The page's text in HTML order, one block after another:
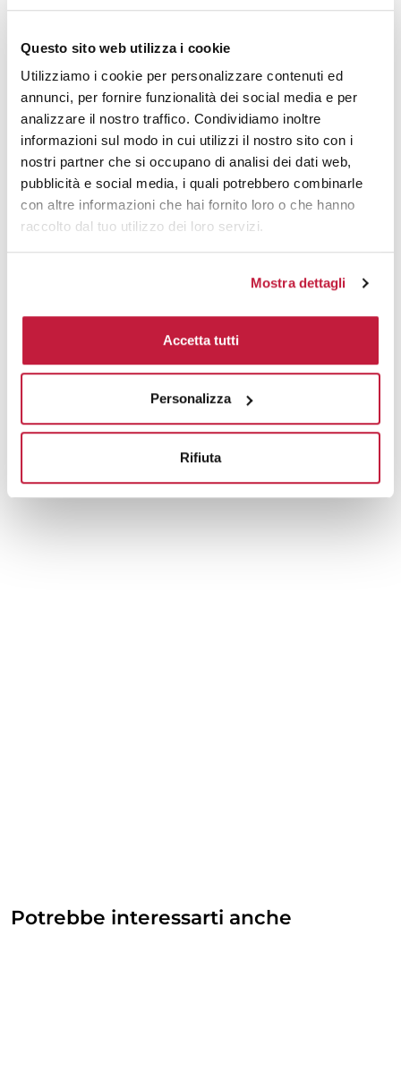
Questo sito web utilizza i cookie
Utilizziamo i cookie per personalizzare contenuti ed
annunci, per fornire funzionalità dei social media e per
analizzare il nostro traffico. Condividiamo inoltre
informazioni sul modo in cui utilizzi il nostro sito con i
nostri partner che si occupano di analisi dei dati web,
pubblicità e social media, i quali potrebbero combinarle
con altre informazioni che hai fornito loro o che hanno
raccolto dal tuo utilizzo dei loro servizi.
Mostra dettagli
Accetta tutti
Personalizza
Rifiuta
3000 € 11,78 € 14,11
5000 € 11,42
10000 € 11,37 € 13,54
Tecniche di stampa
Area di personalizzazione
Domande e risposte
Prodotti alternativi
Potrebbe interessarti anche